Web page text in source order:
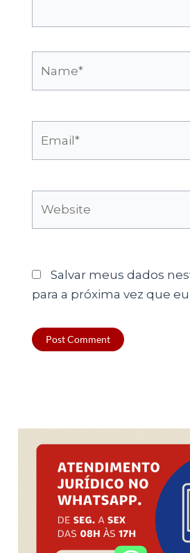
Salvar meus dados
para a próxima vez que